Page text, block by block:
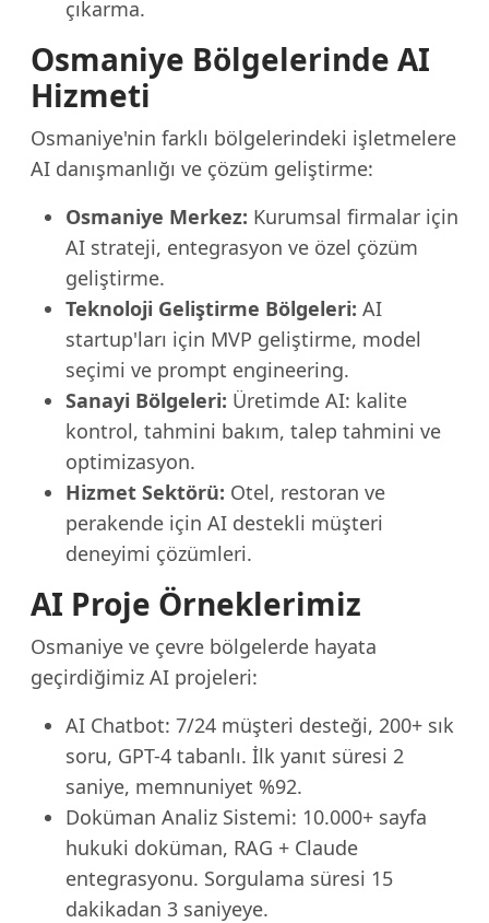
çıkarma.
Osmaniye Bölgelerinde AI
Hizmeti
Osmaniye'nin farklı bölgelerindeki işletmelere
AI danışmanlığı ve çözüm geliştirme:
Osmaniye Merkez: Kurumsal firmalar için
AI strateji, entegrasyon ve özel çözüm
geliştirme.
Teknoloji Geliştirme Bölgeleri: AI
startup'ları için MVP geliştirme, model
seçimi ve prompt engineering.
Sanayi Bölgeleri: Üretimde AI: kalite
kontrol, tahmini bakım, talep tahmini ve
optimizasyon.
Hizmet Sektörü: Otel, restoran ve
perakende için AI destekli müşteri
deneyimi çözümleri.
AI Proje Örneklerimiz
Osmaniye ve çevre bölgelerde hayata
geçirdiğimiz AI projeleri:
AI Chatbot: 7/24 müşteri desteği, 200+ sık
soru, GPT-4 tabanlı. İlk yanıt süresi 2
saniye, memnuniyet %92.
Doküman Analiz Sistemi: 10.000+ sayfa
hukuki doküman, RAG + Claude
entegrasyonu. Sorgulama süresi 15
dakikadan 3 saniyeye.